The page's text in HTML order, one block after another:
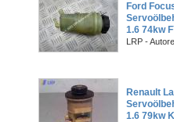
Ford
1.6 74kw
LRP -
Renault
1.6 79kw